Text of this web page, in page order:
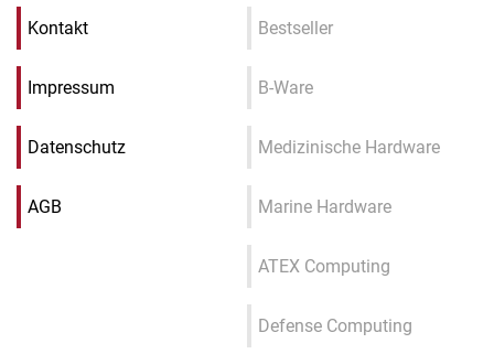
Kontakt
Impressum
Datenschutz
AGB
Bestseller
B-Ware
Medizinische Hardware
Marine Hardware
ATEX Computing
Defense Computing